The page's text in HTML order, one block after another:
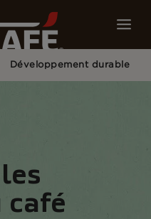
Développement durable
café